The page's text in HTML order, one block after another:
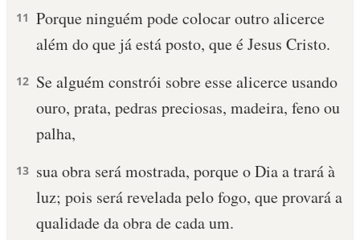
DEVOCIONAL DIÁRIO
10 MANDAMENTOS
ESTUDOS BÍBLICOS
ESBOÇOS DE PREGAÇÃO
TEMAS
PERGUNTE À BÍBLIA IA
11 Porque ninguém pode colocar outro alicerce
além do que já está posto, que é Jesus Cristo.
12 Se alguém constrói sobre esse alicerce usando
ouro, prata, pedras preciosas, madeira, feno ou
palha,
13 sua obra será mostrada, porque o Dia a trará à
luz; pois será revelada pelo fogo, que provará a
qualidade da obra de cada um.